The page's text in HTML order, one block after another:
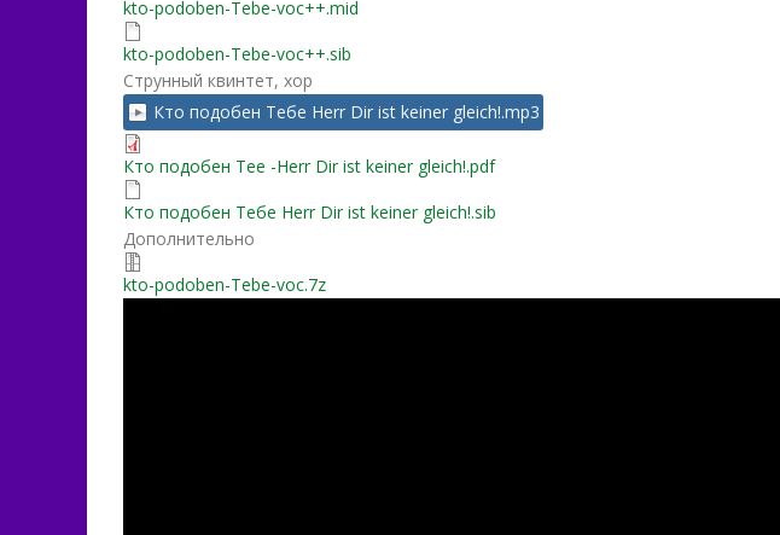
kto-podoben-Tebe-voc++.mid
kto-podoben-Tebe-voc++.sib
Струнный квинтет, хор
Кто подобен Тебе Herr Dir ist keiner gleich!.mp3
Кто подобен Тее -Herr Dir ist keiner gleich!.pdf
Кто подобен Тебе Herr Dir ist keiner gleich!.sib
Дополнительно
kto-podoben-Tebe-voc.7z